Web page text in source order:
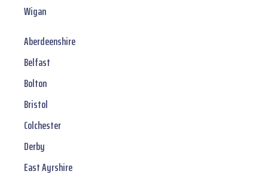
Wigan
Aberdeenshire
Belfast
Bolton
Bristol
Colchester
Derby
East Ayrshire